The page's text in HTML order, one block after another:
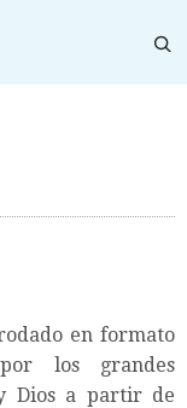
en formato
los grandes
Dios a partir de